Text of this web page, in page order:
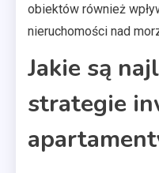
obiektów również
nieruchomości nad
Jakie są
strategie